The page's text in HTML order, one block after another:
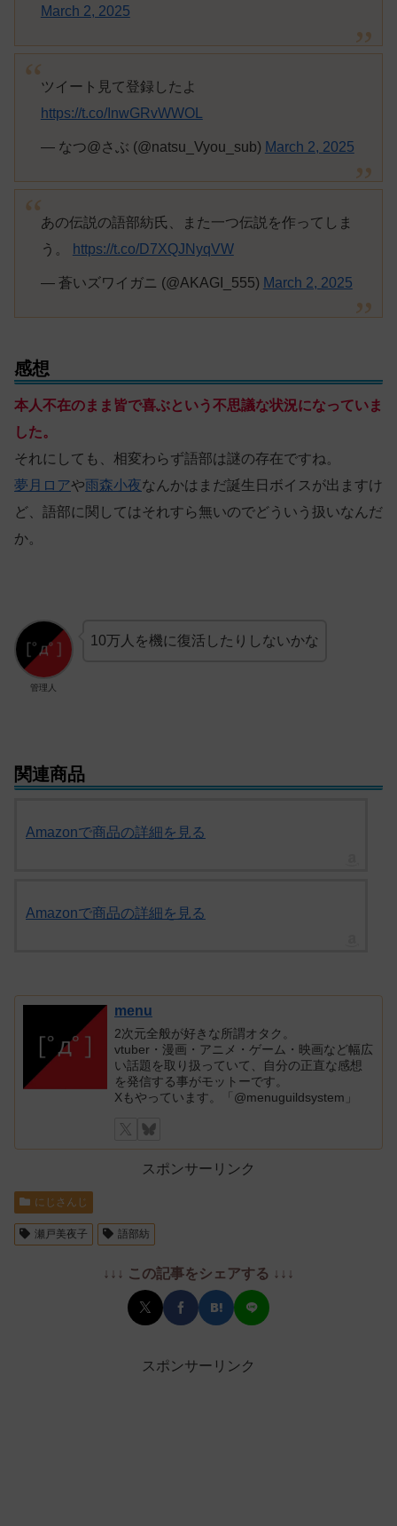
March 2, 2025
ツイート見て登録したよ
https://t.co/InwGRvWWOL
— なつ@さぶ (@natsu_Vyou_sub) March 2, 2025
あの伝説の語部紡氏、また一つ伝説を作ってしま
う。
https://t.co/D7XQJNyqVW
— 蒼いズワイガニ (@AKAGI_555) March 2, 2025
感想
本人不在のまま皆で喜ぶという不思議な状況になっていま
した。
それにしても、相変わらず語部は謎の存在ですね。
夢月ロアや雨森小夜なんかはまだ誕生日ボイスが出ますけ
ど、語部に関してはそれすら無いのでどういう扱いなんだ
か。
管理人
10万人を機に復活したりしないかな
関連商品
Amazonで商品の詳細を見る
Amazonで商品の詳細を見る
menu
2次元全般が好きな所謂オタク。
vtuber・漫画・アニメ・ゲーム・映画など幅広
い話題を取り扱っていて、自分の正直な感想
を発信する事がモットーです。
Xもやっています。「@menuguildsystem」
スポンサーリンク
にじさんじ
瀬戸美夜子 語部紡
↓↓↓ この記事をシェアする ↓↓↓
スポンサーリンク